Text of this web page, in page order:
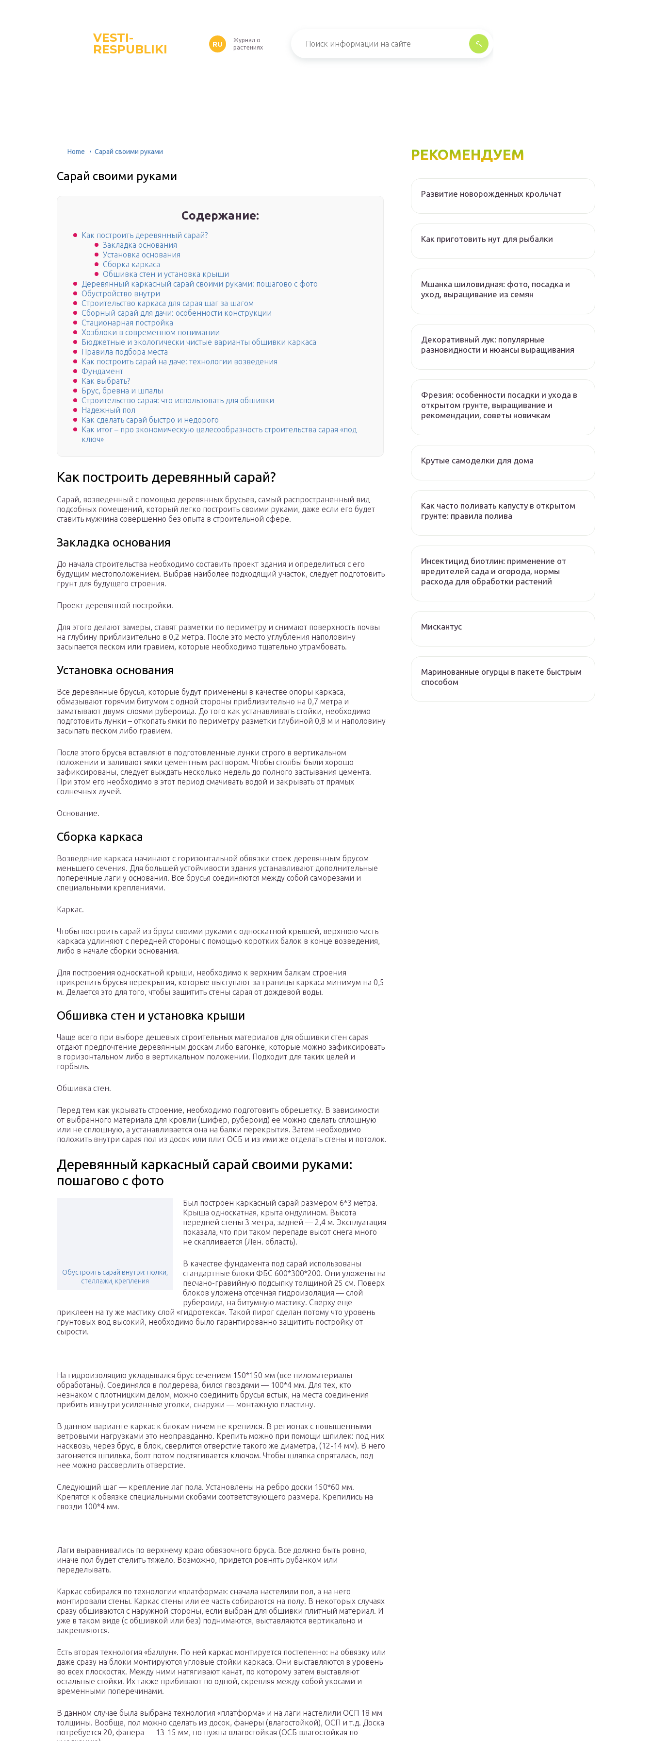
VESTI-
RESPUBLIKI
RU
Журнал о
растениях
Home Сарай своими руками
Сарай своими руками
Содержание:
Как построить деревянный сарай?
Закладка основания
Установка основания
Сборка каркаса
Обшивка стен и установка крыши
Деревянный каркасный сарай своими руками: пошагово с фото
Обустройство внутри
Строительство каркаса для сарая шаг за шагом
Сборный сарай для дачи: особенности конструкции
Стационарная постройка
Хозблоки в современном понимании
Бюджетные и экологически чистые варианты обшивки каркаса
Правила подбора места
Как построить сарай на даче: технологии возведения
Фундамент
Как выбрать?
Брус, бревна и шпалы
Строительство сарая: что использовать для обшивки
Надежный пол
Как сделать сарай быстро и недорого
Как итог – про экономическую целесообразность строительства сарая «под
ключ»
Как построить деревянный сарай?
Сарай, возведенный с помощью деревянных брусьев, самый распространенный вид
подсобных помещений, который легко построить своими руками, даже если его будет
ставить мужчина совершенно без опыта в строительной сфере.
Закладка основания
До начала строительства необходимо составить проект здания и определиться с его
будущим местоположением. Выбрав наиболее подходящий участок, следует подготовить
грунт для будущего строения.
Проект деревянной постройки.
Для этого делают замеры, ставят разметки по периметру и снимают поверхность почвы
на глубину приблизительно в 0,2 метра. После это место углубления наполовину
засыпается песком или гравием, которые необходимо тщательно утрамбовать.
Установка основания
Все деревянные брусья, которые будут применены в качестве опоры каркаса,
обмазывают горячим битумом с одной стороны приблизительно на 0,7 метра и
заматывают двумя слоями рубероида. До того как устанавливать стойки, необходимо
подготовить лунки – откопать ямки по периметру разметки глубиной 0,8 м и наполовину
засыпать песком либо гравием.
После этого брусья вставляют в подготовленные лунки строго в вертикальном
положении и заливают ямки цементным раствором. Чтобы столбы были хорошо
зафиксированы, следует выждать несколько недель до полного застывания цемента.
При этом его необходимо в этот период смачивать водой и закрывать от прямых
солнечных лучей.
Основание.
Сборка каркаса
Возведение каркаса начинают с горизонтальной обвязки стоек деревянным брусом
меньшего сечения. Для большей устойчивости здания устанавливают дополнительные
поперечные лаги у основания. Все брусья соединяются между собой саморезами и
специальными креплениями.
Каркас.
Чтобы построить сарай из бруса своими руками с односкатной крышей, верхнюю часть
каркаса удлиняют с передней стороны с помощью коротких балок в конце возведения,
либо в начале сборки основания.
Для построения односкатной крыши, необходимо к верхним балкам строения
прикрепить брусья перекрытия, которые выступают за границы каркаса минимум на 0,5
м. Делается это для того, чтобы защитить стены сарая от дождевой воды.
Обшивка стен и установка крыши
Чаще всего при выборе дешевых строительных материалов для обшивки стен сарая
отдают предпочтение деревянным доскам либо вагонке, которые можно зафиксировать
в горизонтальном либо в вертикальном положении. Подходит для таких целей и
горбыль.
Обшивка стен.
Перед тем как укрывать строение, необходимо подготовить обрешетку. В зависимости
от выбранного материала для кровли (шифер, рубероид) ее можно сделать сплошную
или не сплошную, а устанавливается она на балки перекрытия. Затем необходимо
положить внутри сарая пол из досок или плит ОСБ и из ими же отделать стены и потолок.
Деревянный каркасный сарай своими руками:
пошагово с фото
Обустроить сарай внутри: полки,
стеллажи, крепления
Был построен каркасный сарай размером 6*3 метра.
Крыша односкатная, крыта ондулином. Высота
передней стены 3 метра, задней — 2,4 м. Эксплуатация
показала, что при таком перепаде высот снега много
не скапливается (Лен. область).
В качестве фундамента под сарай использованы
стандартные блоки ФБС 600*300*200. Они уложены на
песчано-гравийную подсыпку толщиной 25 см. Поверх
блоков уложена отсечная гидроизоляция — слой
рубероида, на битумную мастику. Сверху еще
приклеен на ту же мастику слой «гидротекса». Такой пирог сделан потому что уровень
грунтовых вод высокий, необходимо было гарантированно защитить постройку от
сырости.
На гидроизоляцию укладывался брус сечением 150*150 мм (все пиломатериалы
обработаны). Соединялся в полдерева, бился гвоздями — 100*4 мм. Для тех, кто
незнаком с плотницким делом, можно соединить брусья встык, на места соединения
прибить изнутри усиленные уголки, снаружи — монтажную пластину.
В данном варианте каркас к блокам ничем не крепился. В регионах с повышенными
ветровыми нагрузками это неоправданно. Крепить можно при помощи шпилек: под них
насквозь, через брус, в блок, сверлится отверстие такого же диаметра, (12-14 мм). В него
загоняется шпилька, болт потом подтягивается ключом. Чтобы шляпка спряталась, под
нее можно рассверлить отверстие.
Следующий шаг — крепление лаг пола. Установлены на ребро доски 150*60 мм.
Крепятся к обвязке специальными скобами соответствующего размера. Крепились на
гвозди 100*4 мм.
Лаги выравнивались по верхнему краю обвязочного бруса. Все должно быть ровно,
иначе пол будет стелить тяжело. Возможно, придется ровнять рубанком или
переделывать.
Каркас собирался по технологии «платформа»: сначала настелили пол, а на него
монтировали стены. Каркас стены или ее часть собираются на полу. В некоторых случаях
сразу обшиваются с наружной стороны, если выбран для обшивки плитный материал. И
уже в таком виде (с обшивкой или без) поднимаются, выставляются вертикально и
закрепляются.
Есть вторая технология «баллун». По ней каркас монтируется постепенно: на обвязку или
даже сразу на блоки монтируются угловые стойки каркаса. Они выставляются в уровень
во всех плоскостях. Между ними натягивают канат, по которому затем выставляют
остальные стойки. Их также прибивают по одной, скрепляя между собой укосами и
временными поперечинами.
В данном случае была выбрана технология «платформа» и на лаги настелили ОСП 18 мм
толщины. Вообще, пол можно сделать из досок, фанеры (влагостойкой), ОСП и т.д. Доска
потребуется 20, фанера — 13-15 мм, но нужна влагостойкая (ОСБ влагостойкая по
РЕКОМЕНДУЕМ
Развитие новорожденных крольчат
Как приготовить нут для рыбалки
Мшанка шиловидная: фото, посадка и
уход, выращивание из семян
Декоративный лук: популярные
разновидности и нюансы выращивания
Фрезия: особенности посадки и ухода в
открытом грунте, выращивание и
рекомендации, советы новичкам
Крутые самоделки для дома
Как часто поливать капусту в открытом
грунте: правила полива
Инсектицид биотлин: применение от
вредителей сада и огорода, нормы
расхода для обработки растений
Мискантус
Маринованные огурцы в пакете быстрым
способом